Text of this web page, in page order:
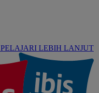
PELAJARI LEBIH LANJUT